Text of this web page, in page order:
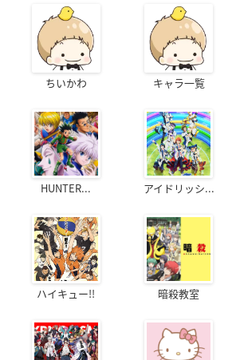
ちいかわ キャラ一覧
HUNTER... アイドリッシ...
ハイキュー!! 暗殺教室